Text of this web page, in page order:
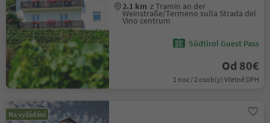
2.1 km z Tramin an der
Weinstraße/Termeno sulla Strada del
Vino centrum
Südtirol Guest Pass
Od 80€
1 noc / 2 osob(y) Včetně DPH
Na vyžádání